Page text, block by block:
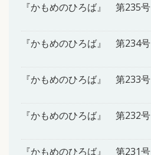
『かもめのひろば』 第235号
『かもめのひろば』 第234号
『かもめのひろば』 第233号
『かもめのひろば』 第232号
『かもめのひろば』 第231号